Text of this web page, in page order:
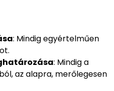
: Mindig egyértelműen
: Mindig a
az alapra, merőlegesen